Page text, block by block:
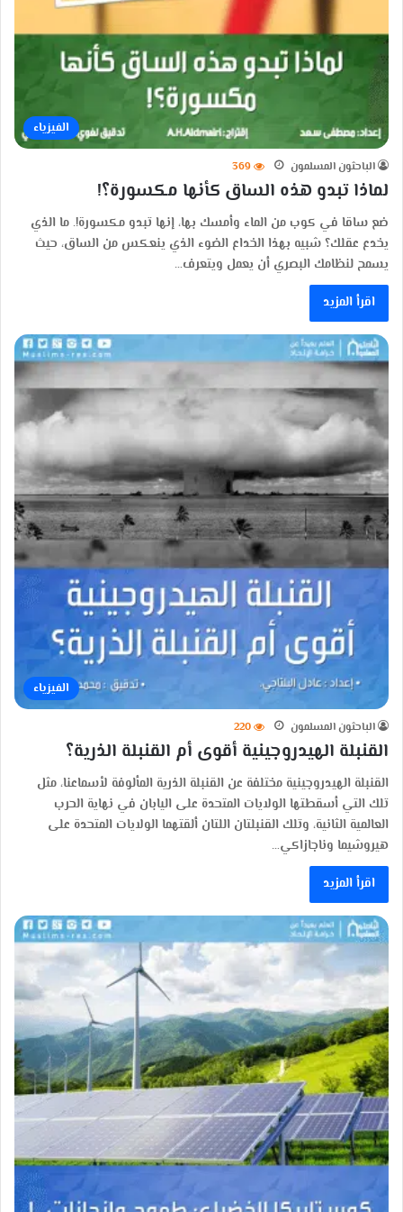
الفيزياء
الباحثون المسلمون 369
لماذا تبدو هذه الساق كأنها مكسورة؟!
ضع ساقا في كوب من الماء وأمسك بها، إنها تبدو مكسورة!. ما الذي
يخدع عقلك؟ شبيه بهذا الخداع الضوء الذي ينعكس من الساق، حيث
يسمح لنظامك البصري أن يعمل ويتعرف…
اقرأ المزيد
الفيزياء
الباحثون المسلمون 220
القنبلة الهيدروجينية أقوى أم القنبلة الذرية؟
القنبلة الهيدروجينية مختلفة عن القنبلة الذرية المألوفة لأسماعنا، مثل
تلك التي أسقطتها الولايات المتحدة على اليابان في نهاية الحرب
العالمية الثانية، وتلك القنبلتان اللتان ألقتهما الولايات المتحدة على
هيروشيما وناجازاكي…
اقرأ المزيد